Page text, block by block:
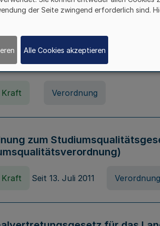
Seit 01. April 2008 Gesetz
über Beihilfen in Geburts-
(Beihilfenverordnung NRW
Kraft Verordnung
zum
Kraft Seit 13. Juli 2011 Verordnung
der Seite zwingend erforderlich sind.
Alle Cookies akzeptieren